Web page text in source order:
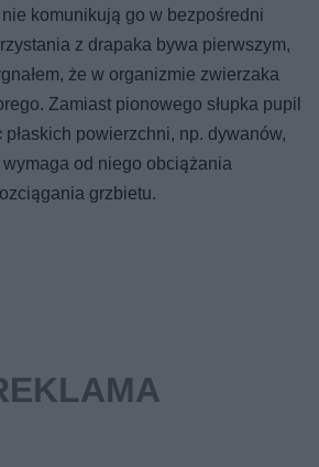
komunikują go w bezpośredni
z drapaka bywa pierwszym,
że w organizmie zwierzaka
Zamiast pionowego słupka pupil
powierzchni, np. dywanów,
od niego obciążania
grzbietu.